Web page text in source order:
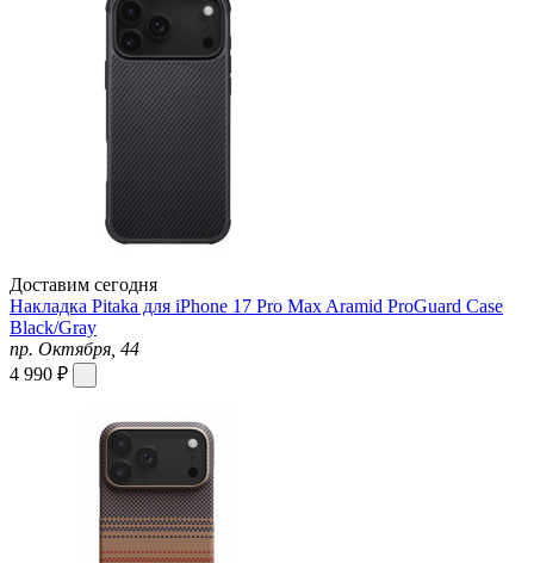
Доставим сегодня
Накладка Pitaka для iPhone 17 Pro Max Aramid ProGuard Case
Black/Gray
пр. Октября, 44
4 990 ₽